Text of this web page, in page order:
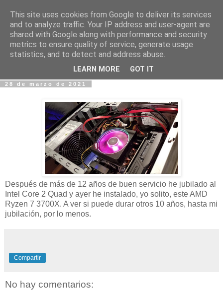
Fotos y Cosas
Miguel Sáenz de Santa María Elizalde
"Un blog es como un diario, pero sin candado".
28 de marzo de 2021
Después de más de 12 años de buen servicio he jubilado al
Intel Core 2 Quad y ayer he instalado, yo solito, este AMD
Ryzen 7 3700X. A ver si puede durar otros 10 años, hasta mi
jubilación, por lo menos.
Compartir
No hay comentarios:
This site uses cookies from Google to deliver its services
and to analyze traffic. Your IP address and user-agent are
shared with Google along with performance and security
metrics to ensure quality of service, generate usage
statistics, and to detect and address abuse.
LEARN MORE GOT IT